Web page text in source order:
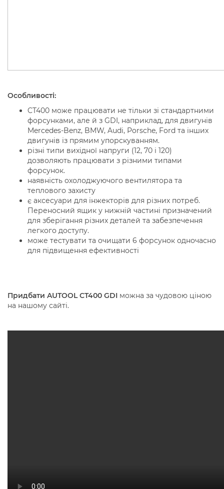
Особливості:
CT400 може працювати не тільки зі стандартними
форсунками, але й з GDI, наприклад, для двигунів
Mercedes-Benz, BMW, Audi, Porsche, Ford та інших
двигунів із прямим упорскуванням.
різні типи вихідної напруги (12, 70 і 120)
дозволяють працювати з різними типами
форсунок.
наявність охолоджуючого вентилятора та
теплового захисту
є аксесуари для інжекторів для різних потреб.
Переносний ящик у нижній частині призначений
для зберігання різних деталей та забезпечення
легкого доступу.
може тестувати та очищати 6 форсунок одночасно
для підвищення ефективності
Придбати AUTOOL CT400 GDI можна за чудовою ціною
на нашому сайті.